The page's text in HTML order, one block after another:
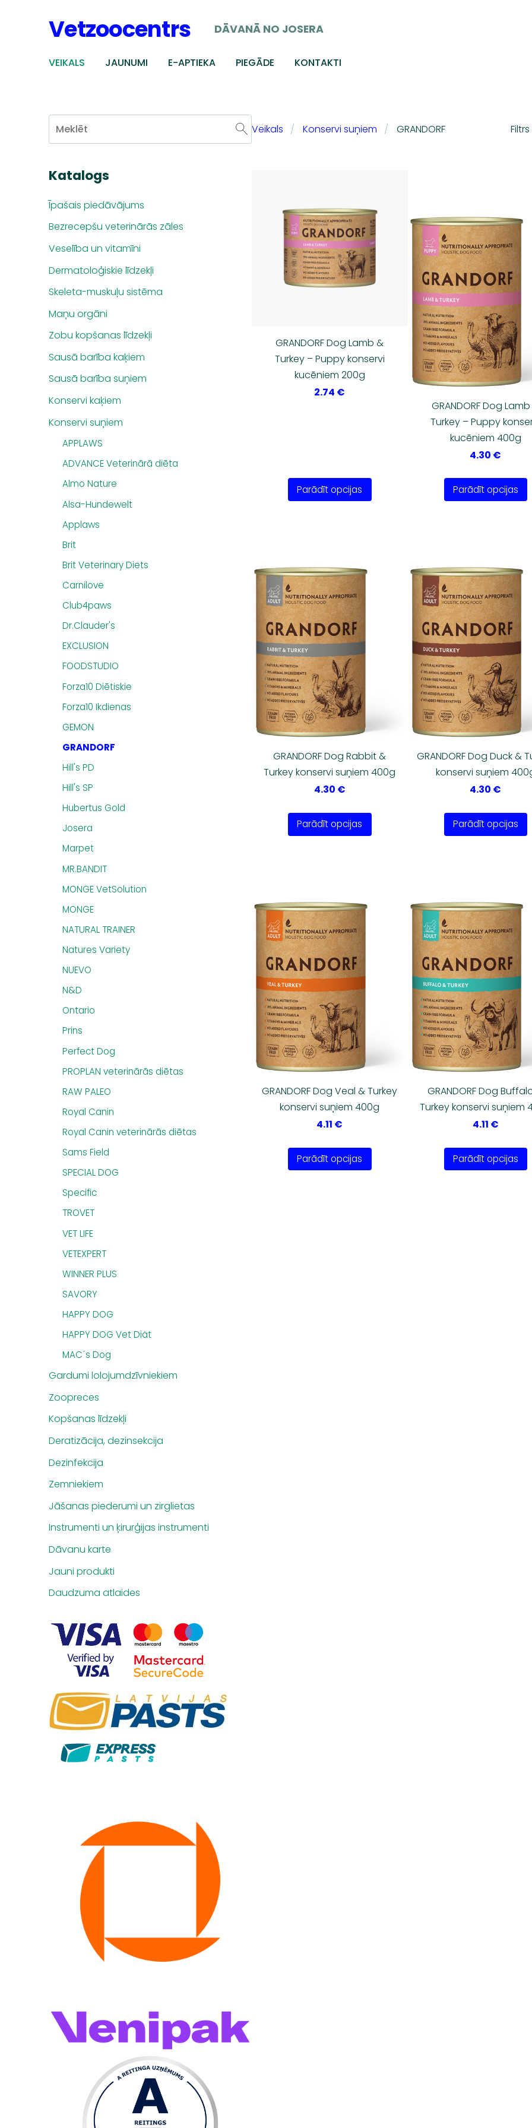
Vetzoocentrs DĀVANĀ NO JOSERA
VEIKALS JAUNUMI E-APTIEKA PIEGĀDE KONTAKTI
Katalogs
Īpašais piedāvājums
Bezrecepšu veterinārās zāles
Veselība un vitamīni
Dermatoloģiskie līdzekļi
Skeleta-muskuļu sistēma
Maņu orgāni
Zobu kopšanas līdzekļi
Sausā barība kaķiem
Sausā barība suņiem
Konservi kaķiem
Konservi suņiem
APPLAWS
ADVANCE Veterinārā diēta
Almo Nature
Alsa-Hundewelt
Applaws
Brit
Brit Veterinary Diets
Carnilove
Club4paws
Dr.Clauder's
EXCLUSION
FOODSTUDIO
Forza10 Diētiskie
Forza10 Ikdienas
GEMON
GRANDORF
Hill's PD
Hill's SP
Hubertus Gold
Josera
Marpet
MR.BANDIT
MONGE VetSolution
MONGE
NATURAL TRAINER
Natures Variety
NUEVO
N&D
Ontario
Prins
Perfect Dog
PROPLAN veterinārās diētas
RAW PALEO
Royal Canin
Royal Canin veterinārās diētas
Sams Field
SPECIAL DOG
Specific
TROVET
VET LIFE
VETEXPERT
WINNER PLUS
SAVORY
HAPPY DOG
HAPPY DOG Vet Diät
MAC´s Dog
Gardumi lolojumdzīvniekiem
Zoopreces
Kopšanas līdzekļi
Deratizācija, dezinsekcija
Dezinfekcija
Zemniekiem
Jāšanas piederumi un zirglietas
Instrumenti un ķirurģijas instrumenti
Dāvanu karte
Jauni produkti
Daudzuma atlaides
Veikals Konservi suņiem GRANDORF Filtrs
GRANDORF Dog Lamb &
Turkey – Puppy konservi
kucēniem 200g
2.74 €
Parādīt opcijas
GRANDORF Dog
Turkey – Puppy
kucēniem 400g
4.30 €
Parādīt opcijas
GRANDORF Dog Rabbit &
Turkey konservi suņiem 400g
4.30 €
Parādīt opcijas
GRANDORF Dog Duck &
konservi suņiem
4.30 €
Parādīt opcijas
GRANDORF Dog Veal & Turkey
konservi suņiem 400g
4.11 €
Parādīt opcijas
GRANDORF Dog
Turkey konservi suņiem
4.11 €
Parādīt opcijas